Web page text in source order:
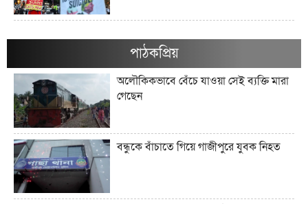
সম্পদগুলো কী এবং সেগুলো কোথায় রাখা
আছে?"
মার্কিন তেল অবরোধ কি কিউবান চুরুটের
পাঠকপ্রিয়
অলৌকিকভাবে বেঁচে যাওয়া সেই ব্যক্তি মারা
গেছেন
বন্ধুকে বাঁচাতে গিয়ে গাজীপুরে যুবক নিহত